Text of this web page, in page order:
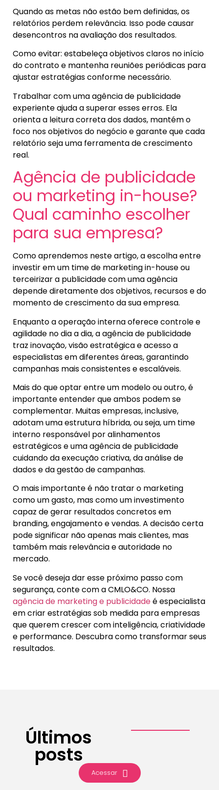
Quando as metas não estão bem definidas, os
relatórios perdem relevância. Isso pode causar
desencontros na avaliação dos resultados.
Como evitar: estabeleça objetivos claros no início
do contrato e mantenha reuniões periódicas para
ajustar estratégias conforme necessário.
Trabalhar com uma agência de publicidade
experiente ajuda a superar esses erros. Ela
orienta a leitura correta dos dados, mantém o
foco nos objetivos do negócio e garante que cada
relatório seja uma ferramenta de crescimento
real.
Agência de publicidade
ou marketing in-house?
Qual caminho escolher
para sua empresa?
Como aprendemos neste artigo, a escolha entre
investir em um time de marketing in-house ou
terceirizar a publicidade com uma agência
depende diretamente dos objetivos, recursos e do
momento de crescimento da sua empresa.
Enquanto a operação interna oferece controle e
agilidade no dia a dia, a agência de publicidade
traz inovação, visão estratégica e acesso a
especialistas em diferentes áreas, garantindo
campanhas mais consistentes e escaláveis.
Mais do que optar entre um modelo ou outro, é
importante entender que ambos podem se
complementar. Muitas empresas, inclusive,
adotam uma estrutura híbrida, ou seja, um time
interno responsável por alinhamentos
estratégicos e uma agência de publicidade
cuidando da execução criativa, da análise de
dados e da gestão de campanhas.
O mais importante é não tratar o marketing
como um gasto, mas como um investimento
capaz de gerar resultados concretos em
branding, engajamento e vendas. A decisão certa
pode significar não apenas mais clientes, mas
também mais relevância e autoridade no
mercado.
Se você deseja dar esse próximo passo com
segurança, conte com a CMLO&CO. Nossa
agência de marketing e publicidadeé especialista
em criar estratégias sob medida para empresas
que querem crescer com inteligência, criatividade
e performance. Descubra como transformar seus
resultados.
Últimos
posts
Acessar